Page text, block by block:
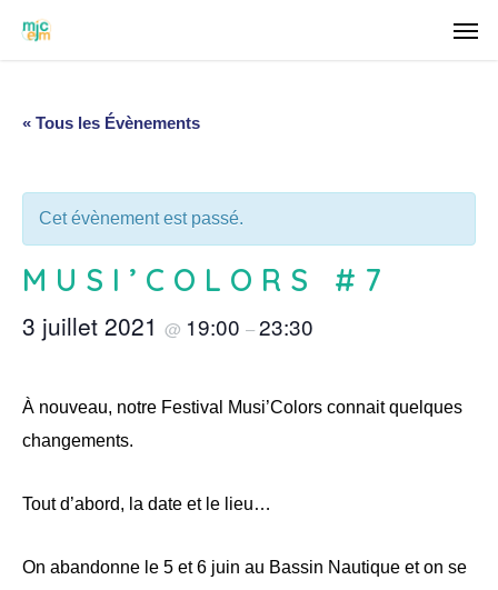
« Tous les Évènements
Cet évènement est passé.
MUSI’COLORS #7
3 juillet 2021 @ 19:00 –23:30
À nouveau, notre Festival Musi’Colors connait quelques
changements.
Tout d’abord, la date et le lieu…
On abandonne le 5 et 6 juin au Bassin Nautique et on se